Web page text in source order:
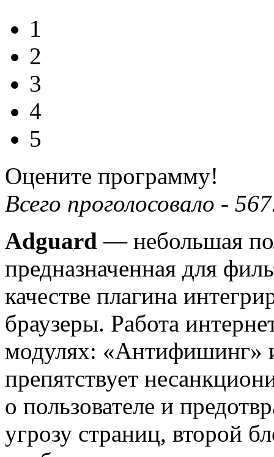
1
2
3
4
5
Оцените программу!
Всего проголосовало - 567
Adguard —небольшая
предназначенная для
качестве плагина
браузеры. Работа
модулях: «Антифишинг»
препятствует
о пользователе и
угрозу страниц, второй